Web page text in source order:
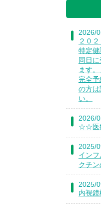
2026/
２０
特定健
同日
ます
完全
の方は
い。
2026/
☆☆医
2025/
イン
クチ
2025/
内視